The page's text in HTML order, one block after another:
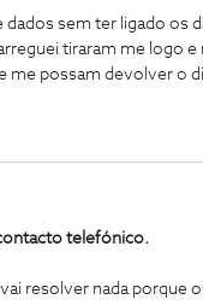
sem ter ligado os
tiraram me logo
me possam devolver o
telefónico.
resolver nada porque